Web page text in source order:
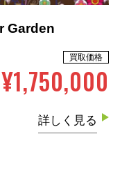
Garden
買取価格
¥1,750,000
詳しく見る